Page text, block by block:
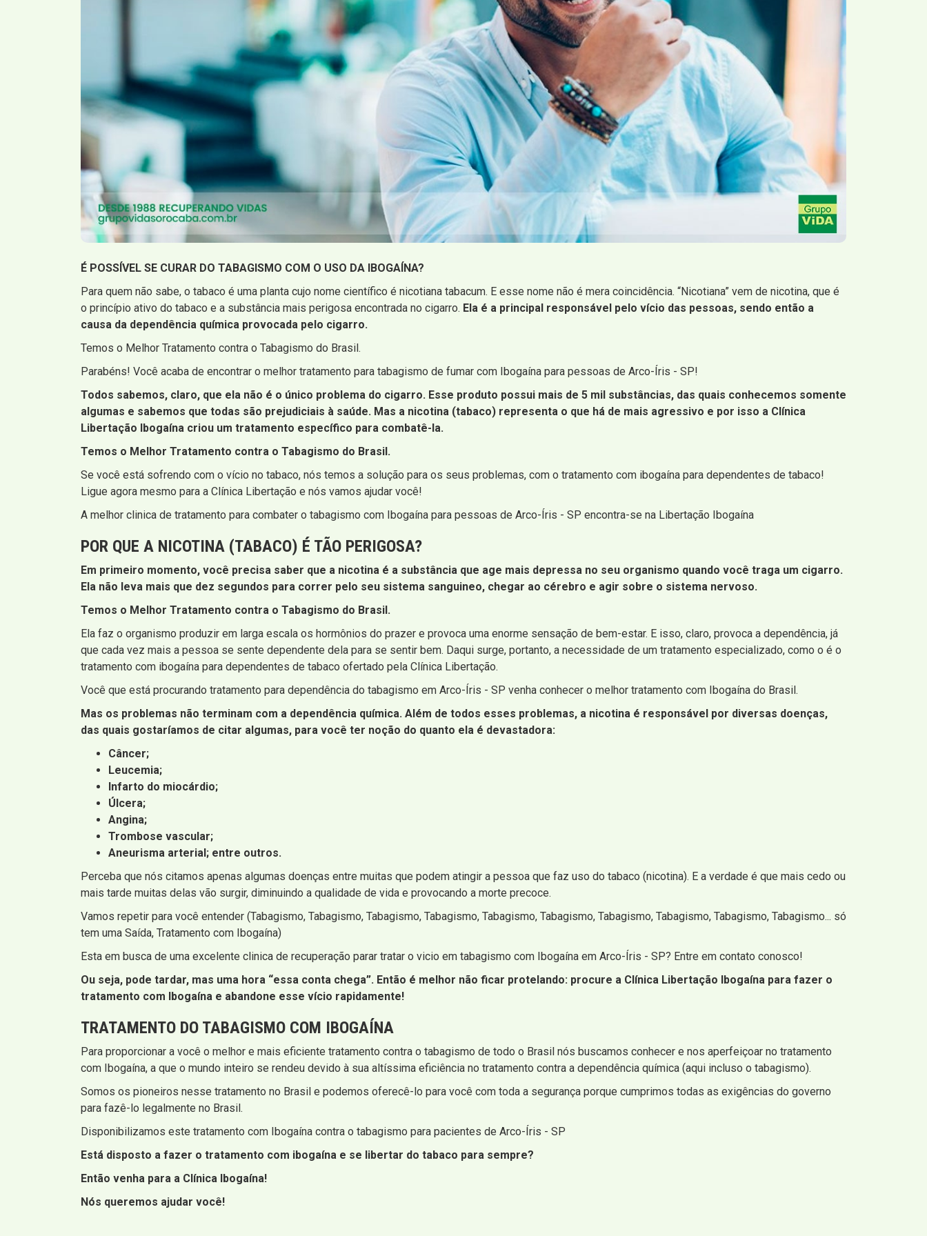
É POSSÍVEL SE CURAR DO TABAGISMO COM O USO DA IBOGAÍNA?
Para quem não sabe, o tabaco é uma planta cujo nome científico é nicotiana tabacum. E esse nome não é mera coincidência. “Nicotiana” vem de nicotina, que é
o princípio ativo do tabaco e a substância mais perigosa encontrada no cigarro. Ela é a principal responsável pelo vício das pessoas, sendo então a
causa da dependência química provocada pelo cigarro.
Temos o Melhor Tratamento contra o Tabagismo do Brasil.
Parabéns! Você acaba de encontrar o melhor tratamento para tabagismo de fumar com Ibogaína para pessoas de Arco-Íris - SP!
Todos sabemos, claro, que ela não é o único problema do cigarro. Esse produto possui mais de 5 mil substâncias, das quais conhecemos somente
algumas e sabemos que todas são prejudiciais à saúde. Mas a nicotina (tabaco) representa o que há de mais agressivo e por isso a Clínica
Libertação Ibogaína criou um tratamento específico para combatê-la.
Temos o Melhor Tratamento contra o Tabagismo do Brasil.
Se você está sofrendo com o vício no tabaco, nós temos a solução para os seus problemas, com o tratamento com ibogaína para dependentes de tabaco!
Ligue agora mesmo para a Clínica Libertação e nós vamos ajudar você!
A melhor clinica de tratamento para combater o tabagismo com Ibogaína para pessoas de Arco-Íris - SP encontra-se na Libertação Ibogaína
POR QUE A NICOTINA (TABACO) É TÃO PERIGOSA?
Em primeiro momento, você precisa saber que a nicotina é a substância que age mais depressa no seu organismo quando você traga um cigarro.
Ela não leva mais que dez segundos para correr pelo seu sistema sanguineo, chegar ao cérebro e agir sobre o sistema nervoso.
Temos o Melhor Tratamento contra o Tabagismo do Brasil.
Ela faz o organismo produzir em larga escala os hormônios do prazer e provoca uma enorme sensação de bem-estar. E isso, claro, provoca a dependência, já
que cada vez mais a pessoa se sente dependente dela para se sentir bem. Daqui surge, portanto, a necessidade de um tratamento especializado, como o é o
tratamento com ibogaína para dependentes de tabaco ofertado pela Clínica Libertação.
Você que está procurando tratamento para dependência do tabagismo em Arco-Íris - SP venha conhecer o melhor tratamento com Ibogaína do Brasil.
Mas os problemas não terminam com a dependência química. Além de todos esses problemas, a nicotina é responsável por diversas doenças,
das quais gostaríamos de citar algumas, para você ter noção do quanto ela é devastadora:
Câncer;
Leucemia;
Infarto do miocárdio;
Úlcera;
Angina;
Trombose vascular;
Aneurisma arterial; entre outros.
Perceba que nós citamos apenas algumas doenças entre muitas que podem atingir a pessoa que faz uso do tabaco (nicotina). E a verdade é que mais cedo ou
mais tarde muitas delas vão surgir, diminuindo a qualidade de vida e provocando a morte precoce.
Vamos repetir para você entender (Tabagismo, Tabagismo, Tabagismo, Tabagismo, Tabagismo, Tabagismo, Tabagismo, Tabagismo, Tabagismo, Tabagismo... só
tem uma Saída, Tratamento com Ibogaína)
Esta em busca de uma excelente clinica de recuperação parar tratar o vicio em tabagismo com Ibogaína em Arco-Íris - SP? Entre em contato conosco!
Ou seja, pode tardar, mas uma hora “essa conta chega”. Então é melhor não ficar protelando: procure a Clínica Libertação Ibogaína para fazer o
tratamento com Ibogaína e abandone esse vício rapidamente!
TRATAMENTO DO TABAGISMO COM IBOGAÍNA
Para proporcionar a você o melhor e mais eficiente tratamento contra o tabagismo de todo o Brasil nós buscamos conhecer e nos aperfeiçoar no tratamento
com Ibogaína, a que o mundo inteiro se rendeu devido à sua altíssima eficiência no tratamento contra a dependência química (aqui incluso o tabagismo).
Somos os pioneiros nesse tratamento no Brasil e podemos oferecê-lo para você com toda a segurança porque cumprimos todas as exigências do governo
para fazê-lo legalmente no Brasil.
Disponibilizamos este tratamento com Ibogaína contra o tabagismo para pacientes de Arco-Íris - SP
Está disposto a fazer o tratamento com ibogaína e se libertar do tabaco para sempre?
Então venha para a Clínica Ibogaína!
Nós queremos ajudar você!